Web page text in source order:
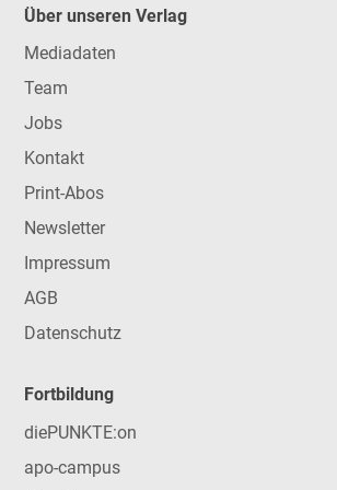
Über unseren Verlag
Mediadaten
Team
Jobs
Kontakt
Print-Abos
Newsletter
Impressum
AGB
Datenschutz
Fortbildung
diePUNKTE:on
apo-campus